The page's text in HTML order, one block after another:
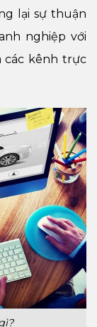
lại sự thuận
nghiệp với
các kênh trực